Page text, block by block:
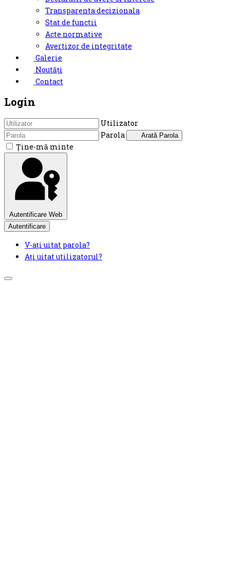
Transparenta decizionala
Stat de functii
Acte normative
Avertizor de integritate
Galerie
Noutăți
Contact
Login
Utilizator
Parola
Arată Parola
Ţine-mă minte
Autentificare Web
Autentificare
V-ați uitat parola?
Ați uitat utilizatorul?